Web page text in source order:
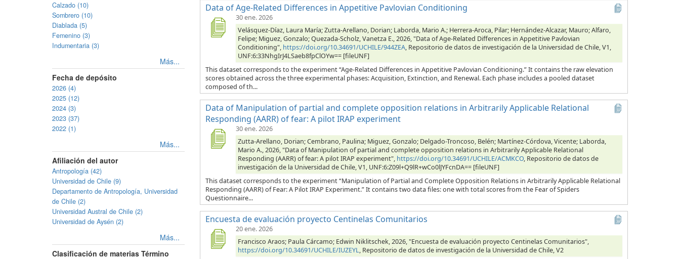
Calzado (10)
Sombrero (10)
Diablada (5)
Femenino (3)
Indumentaria (3)
Más...
Fecha de depósito
2026 (4)
2025 (12)
2024 (3)
2023 (37)
2022 (1)
Más...
Afiliación del autor
Antropología (42)
Universidad de Chile (9)
Departamento de Antropología, Universidad
de Chile (2)
Universidad Austral de Chile (2)
Universidad de Aysén (2)
Más...
Clasificación de materias Término
Data of Age-Related Differences in Appetitive Pavlovian Conditioning
30 ene. 2026
Velásquez-Díaz, Laura María; Zutta-Arellano, Dorian; Laborda, Mario A.; Herrera-Aroca, Pilar; Hernández-Alcazar, Mauro; Alfaro,
Felipe; Miguez, Gonzalo; Quezada-Scholz, Vanetza E., 2026, "Data of Age-Related Differences in Appetitive Pavlovian
Conditioning", https://doi.org/10.34691/UCHILE/944ZEA, Repositorio de datos de investigación de la Universidad de Chile, V1,
UNF:6:33NhgIrJ4LSaeb8fpClOYw== [fileUNF]
This dataset corresponds to the experiment “Age-Related Differences in Appetitive Pavlovian Conditioning.” It contains the raw elevation
scores obtained across the three experimental phases: Acquisition, Extinction, and Renewal. Each phase includes a pooled dataset
composed of th...
Data of Manipulation of partial and complete opposition relations in Arbitrarily Applicable Relational
Responding (AARR) of fear: A pilot IRAP experiment
30 ene. 2026
Zutta-Arellano, Dorian; Cembrano, Paulina; Miguez, Gonzalo; Delgado-Troncoso, Belén; Martínez-Córdova, Vicente; Laborda,
Mario A., 2026, "Data of Manipulation of partial and complete opposition relations in Arbitrarily Applicable Relational
Responding (AARR) of fear: A pilot IRAP experiment", https://doi.org/10.34691/UCHILE/ACMKCO, Repositorio de datos de
investigación de la Universidad de Chile, V1, UNF:6:Z09l+Q9lR+wCo0lJYFcnDA== [fileUNF]
This dataset corresponds to the experiment “Manipulation of Partial and Complete Opposition Relations in Arbitrarily Applicable Relational
Responding (AARR) of Fear: A Pilot IRAP Experiment.” It contains two data files: one with total scores from the Fear of Spiders
Questionnaire...
Encuesta de evaluación proyecto Centinelas Comunitarios
20 ene. 2026
Francisco Araos; Paula Cárcamo; Edwin Niklitschek, 2026, "Encuesta de evaluación proyecto Centinelas Comunitarios",
https://doi.org/10.34691/UCHILE/IUZEYL, Repositorio de datos de investigación de la Universidad de Chile, V2